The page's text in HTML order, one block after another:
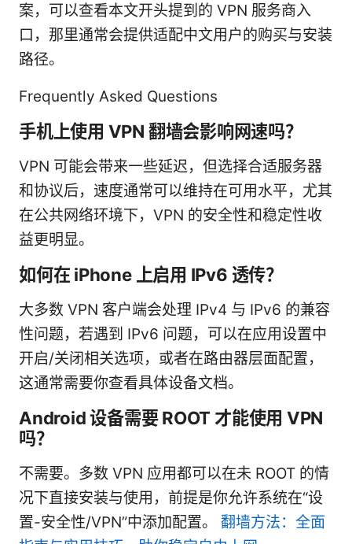
案，可以查看本文开头提到的 VPN 服务商入
口，那里通常会提供适配中文用户的购买与安装
路径。
Frequently Asked Questions
手机上使用 VPN 翻墙会影响网速吗？
VPN 可能会带来一些延迟，但选择合适服务器
和协议后，速度通常可以维持在可用水平，尤其
在公共网络环境下，VPN 的安全性和稳定性收
益更明显。
如何在 iPhone 上启用 IPv6 透传？
大多数 VPN 客户端会处理 IPv4 与 IPv6 的兼容
性问题，若遇到 IPv6 问题，可以在应用设置中
开启/关闭相关选项，或者在路由器层面配置，
这通常需要你查看具体设备文档。
Android 设备需要 ROOT 才能使用 VPN
吗？
不需要。多数 VPN 应用都可以在未 ROOT 的情
况下直接安装与使用，前提是你允许系统在“设
置-安全性/VPN”中添加配置。 翻墙方法：全面